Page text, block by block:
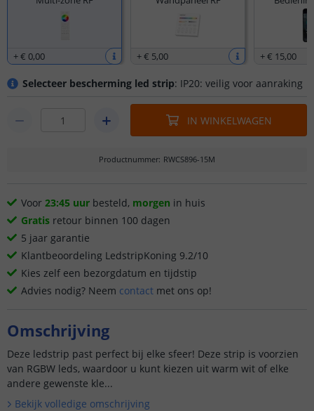
+€ 0,00 +€ 5,00 +€ 15,00
Selecteer bescherming led strip: IP20: veilig voor aanraking
IN WINKELWAGEN
Productnummer: RWCS896-15M
Voor 23:45 uur besteld, morgen in huis
Gratis retour binnen 100 dagen
5 jaar garantie
Klantbeoordeling LedstripKoning 9.2/10
Kies zelf een bezorgdatum en tijdstip
Advies nodig? Neem contact met ons op!
Omschrijving
Deze ledstrip past perfect bij elke sfeer! Deze strip is voorzien
van RGBW leds, waardoor u kunt kiezen uit warm wit of elke
andere gewenste kle...
Bekijk volledige omschrijving